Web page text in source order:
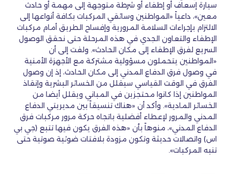
سيارة إسعاف أو إطفاء أو شرطة متوجهة إلى مهمة أو حادث
معين»، داعياً «المواطنين وسائقي المركبات بكافة أنواعها إلى
الالتزام بإجراءات السلامة المرورية وإفساح الطريق أمام مركبات
الإطفاء والتعاون الجدي في هذه المرحلة حتى نحقق الوصول
السريع لفرق الإطفاء إلى مكان الحادث». ولفت إلى أن
«المواطنين يتحملون مسؤولية مشتركة مع الأجهزة الأمنية
في وصول فرق الدفاع المدني إلى مكان الحادث، إذ إن وصول
الفرق في الوقت القياسي سيقلل من الخسائر البشرية وإنقاذ
المواطنين إذا كانوا محتجزين في المباني ويقلل أيضا من
الخسائر المادية». وأكد أن «هناك تنسيقاً بين مديريتي الدفاع
المدني والمرور لإعطاء أفضلية باتجاه حركة مرور مركبات فرق
الدفاع المدني»، منوهاً بأن «هذه الفرق يكون فيها تتبع (جي بي
اس) واتصالات حديثة وتكون مزودة بلافتات ضوئية صوتية حتى
تنبه المركبات».